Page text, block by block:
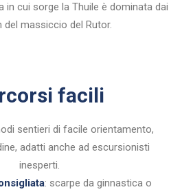
in cui sorge la Thuile è dominata dai
del massiccio del Rutor.
facili
sentieri di facile orientamento,
adatti anche ad escursionisti
inesperti.
: scarpe da ginnastica o